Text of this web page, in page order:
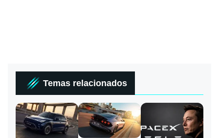
Temas relacionados